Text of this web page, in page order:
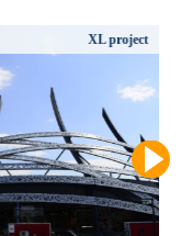
XL project